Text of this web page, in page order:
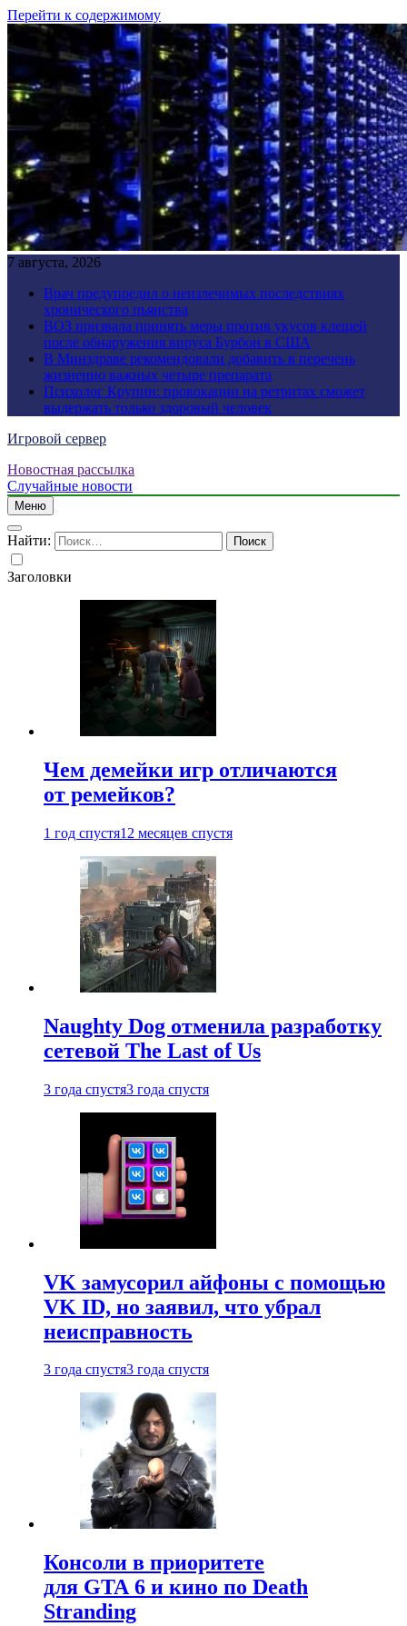
Перейти к содержимому
7 августа, 2026
Врач предупредил о неизлечимых последствиях
хронического пьянства
ВОЗ призвала принять меры против укусов клещей
после обнаружения вируса Бурбон в США
В Минздраве рекомендовали добавить в перечень
жизненно важных четыре препарата
Психолог Крупин: провокации на ретритах сможет
выдержать только здоровый человек
Игровой сервер
Новостная рассылка
Случайные новости
Меню
Найти:
Заголовки
Чем демейки игр отличаются
от ремейков?
1 год спустя12 месяцев спустя
Naughty Dog отменила разработку
сетевой The Last of Us
3 года спустя3 года спустя
VK замусорил айфоны с помощью
VK ID, но заявил, что убрал
неисправность
3 года спустя3 года спустя
Консоли в приоритете
для GTA 6 и кино по Death
Stranding